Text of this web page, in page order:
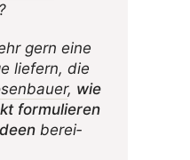
gern eine
liefern, die
, wie
formu­lieren
berei­